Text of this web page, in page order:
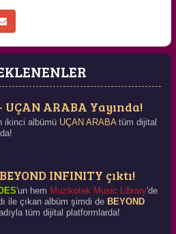
UÇAN ARABA Yayında!
ikinci albümü UÇAN ARABAtüm dijital
INFINITY çıktı!
'un hem Muzikotek Music Library'de
ile çıkan albüm şimdi de BEYOND
tüm dijital platformlarda!